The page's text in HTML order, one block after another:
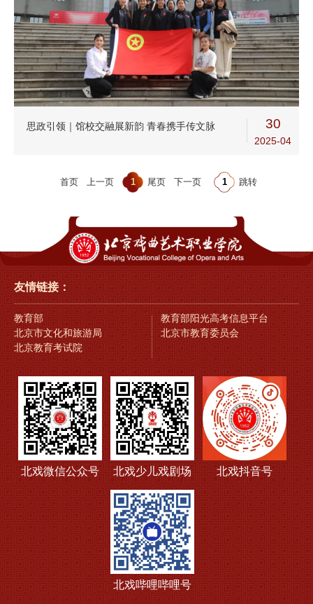
思政引领｜馆校交融展新韵 青春携手传文脉 30
2025-04
首页 上一页 1 尾页 下一页 跳转
友情链接：
教育部
北京市文化和旅游局
教育部阳光高考信息平台
北京市教育委员会
北京教育考试院
北戏微信公众号 北戏少儿戏剧场 北戏抖音号
北戏哔哩哔哩号